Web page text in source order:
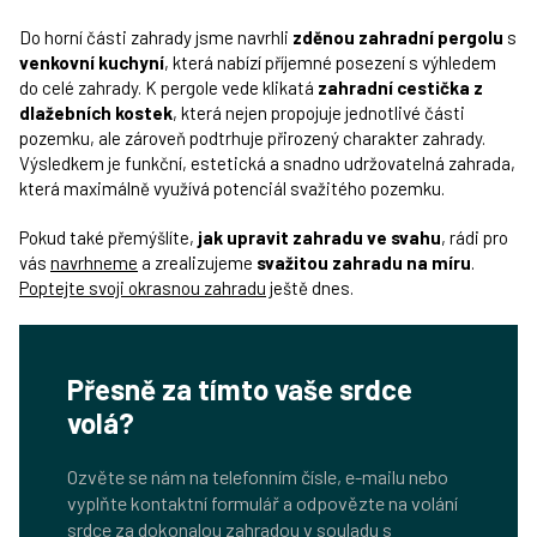
Do horní části zahrady jsme navrhli zděnou zahradní pergolu s
venkovní kuchyní, která nabízí příjemné posezení s výhledem
do celé zahrady. K pergole vede klikatá zahradní cestička z
dlažebních kostek, která nejen propojuje jednotlivé části
pozemku, ale zároveň podtrhuje přirozený charakter zahrady.
Výsledkem je funkční, estetická a snadno udržovatelná zahrada,
která maximálně využívá potenciál svažitého pozemku.
Pokud také přemýšlíte, jak upravit zahradu ve svahu, rádi pro
vás navrhneme a zrealizujeme svažitou zahradu na míru.
Poptejte svoji okrasnou zahradu ještě dnes.
Přesně za tímto vaše srdce
volá?
Ozvěte se nám na telefonním čísle, e-mailu nebo
vyplňte kontaktní formulář a odpovězte na volání
srdce za dokonalou zahradou v souladu s